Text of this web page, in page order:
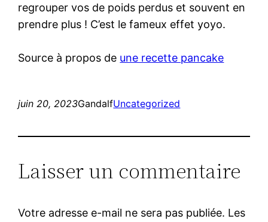
regrouper vos de poids perdus et souvent en
prendre plus ! C’est le fameux effet yoyo.
Source à propos de une recette pancake
juin 20, 2023GandalfUncategorized
Laisser un commentaire
Votre adresse e-mail ne sera pas publiée. Les